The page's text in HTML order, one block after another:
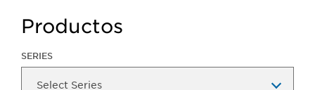
Productos
SERIES